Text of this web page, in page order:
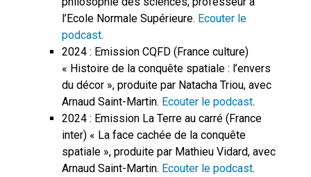
l’Ecole Normale Supérieure. Ecouter le
podcast.
2024 : Emission CQFD (France culture)
« Histoire de la conquête spatiale : l’envers
du décor », produite par Natacha Triou, avec
Arnaud Saint-Martin. Ecouter le podcast.
2024 : Emission La Terre au carré (France
inter) « La face cachée de la conquête
spatiale », produite par Mathieu Vidard, avec
Arnaud Saint-Martin. Ecouter le podcast.